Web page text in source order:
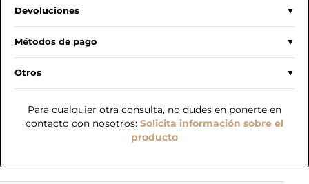
Devoluciones
Métodos de pago
Otros
Para cualquier otra consulta, no dudes en ponerte en
contacto con nosotros: Solicita información sobre el
producto